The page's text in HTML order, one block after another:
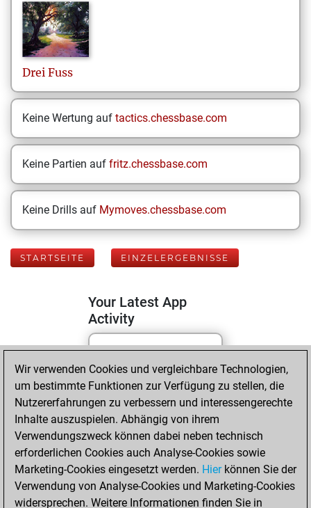
Drei Fuss
Keine Wertung auf tactics.chessbase.com
Keine Partien auf fritz.chessbase.com
Keine Drills auf Mymoves.chessbase.com
STARTSEITE EINZELERGEBNISSE
Your Latest App
Activity
Yesterday
You played 126
blitz games
Play
You scored +77
=4 -45 in blitz
You played 274
bullet games
Wir verwenden Cookies und vergleichbare Technologien,
um bestimmte Funktionen zur Verfügung zu stellen, die
Nutzererfahrungen zu verbessern und interessengerechte
Inhalte auszuspielen. Abhängig von ihrem
Verwendungszweck können dabei neben technisch
erforderlichen Cookies auch Analyse-Cookies sowie
Marketing-Cookies eingesetzt werden. Hierkönnen Sie der
Verwendung von Analyse-Cookies und Marketing-Cookies
widersprechen. Weitere Informationen finden Sie in